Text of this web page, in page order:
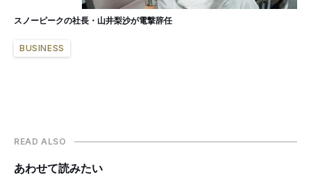
スノーピークの社長・山井梨沙が電撃辞任
BUSINESS
READ ALSO
あわせて読みたい